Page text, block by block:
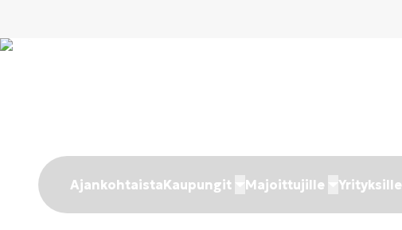
AjankohtaistaKaupungit Majoittujille Yrityksille